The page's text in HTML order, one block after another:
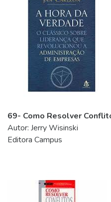
69- Como Resolver
Autor: Jerry Wisinski
Editora Campus